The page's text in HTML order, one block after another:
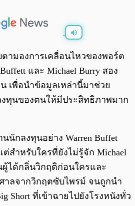
ามองการเคลื่อนไหวของพอร์ต
และ Michael Burry สอง
เพื่อนำข้อมูลเหล่านี้มาช่วย
ทุนของตนให้มีประสิทธิภาพมาก
นักลงทุนอย่าง Warren Buffet
สำหรับใครที่ยังไม่รู้จัก Michael
ได้กลิ่นวิกฤติก่อนใครและ
าลจากวิกฤตซับไพรม์ จนถูกนำ
Short ที่เข้าฉายไปยังโรงหนังทั่ว